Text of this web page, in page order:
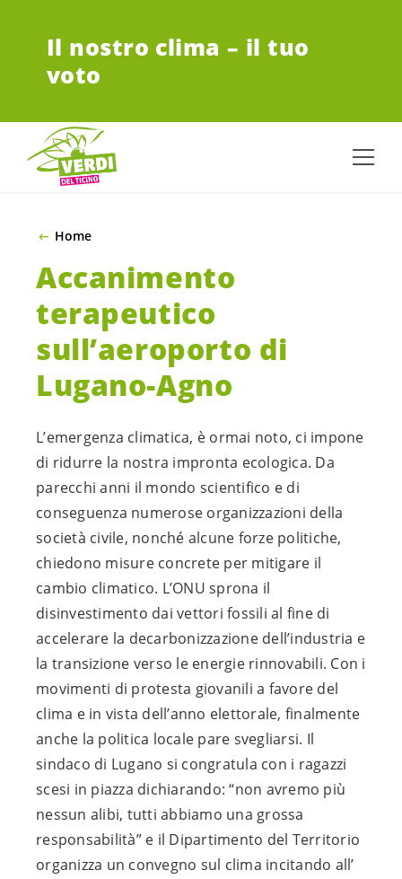
Il nostro clima – il tuo
voto
Home
Accanimento
terapeutico
sull’aeroporto di
Lugano-Agno
L’emergenza climatica, è ormai noto, ci impone
di ridurre la nostra impronta ecologica. Da
parecchi anni il mondo scientifico e di
conseguenza numerose organizzazioni della
società civile, nonché alcune forze politiche,
chiedono misure concrete per mitigare il
cambio climatico. L’ONU sprona il
disinvestimento dai vettori fossili al fine di
accelerare la decarbonizzazione dell’industria e
la transizione verso le energie rinnovabili. Con i
movimenti di protesta giovanili a favore del
clima e in vista dell’anno elettorale, finalmente
anche la politica locale pare svegliarsi. Il
sindaco di Lugano si congratula con i ragazzi
scesi in piazza dichiarando: “non avremo più
nessun alibi, tutti abbiamo una grossa
responsabilità” e il Dipartimento del Territorio
organizza un convegno sul clima incitando all’